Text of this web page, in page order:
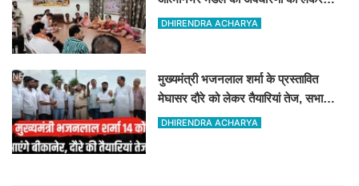
मासिक एवं निकाय चुनाव की तैयारी बैठक
DHIRENDRA ACHARYA
मुख्यमंत्री भजनलाल शर्मा के प्रस्तावित
मेघासर दौरे को लेकर तैयारियां तेज, सभा
स्थल का लिया जायजा
DHIRENDRA ACHARYA